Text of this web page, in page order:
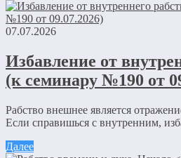
07.07.2026
Избавление от
(к семинару №190 от
Рабство внешнее является
Если справишься с внутренним,
Далее